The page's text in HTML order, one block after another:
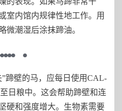
室内馆内规律性地工作。用
微潮湿后涂抹蹄油。
蹄壁的马，应每日使用CAL-
日粮中。这会帮助蹄壁和连
硬和强度增大。生物素需要